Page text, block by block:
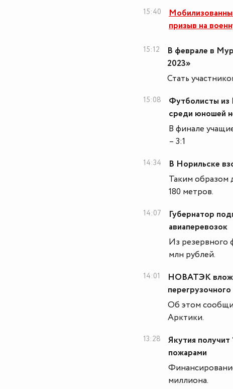
15:40
призыв на
15:12
В феврале в
2023»
Стать
15:08
Футболисты
среди юношей
В финале
– 3:1
14:34
В Норильске
Таким образом
180 метров.
14:07
Губернатор
авиаперевозок
Из резервного
млн рублей.
14:01
НОВАТЭК
Об этом
Арктики.
13:28
Якутия
пожарами
миллиона.